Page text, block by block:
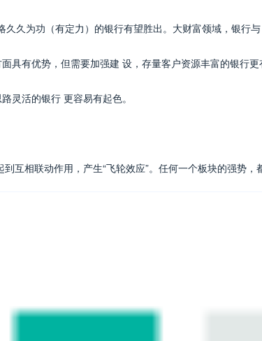
久为功（有定力）的银行有望胜出。大财富领域，银行与
具有优势，但需要加强建 设，存量客户资源丰富的银行更
灵活的银行 更容易有起色。
互相联动作用，产生“飞轮效应”。任何一个板块的强势，